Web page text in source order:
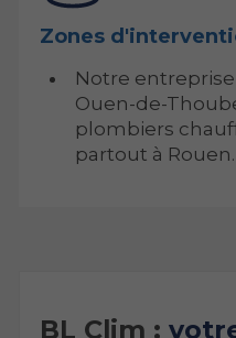
Zones
Notre
Ouen-de-
plombiers
partout à Rouen.
BL Clim :